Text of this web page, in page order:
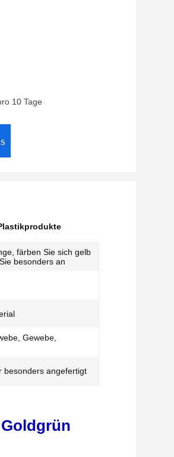
10 Tage
färben Sie sich gelb
besonders an
Gewebe,
besonders angefertigt